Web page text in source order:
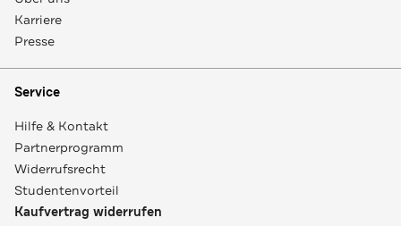
Karriere
Presse
Service
Hilfe & Kontakt
Partnerprogramm
Widerrufsrecht
Studentenvorteil
Kaufvertrag widerrufen